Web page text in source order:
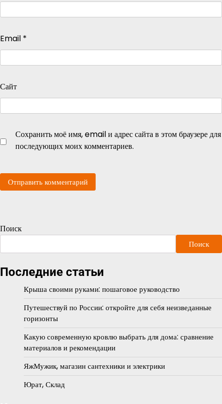
Email *
Сайт
Сохранить моё имя, email и адрес сайта в этом браузере для
последующих моих комментариев.
Поиск
Поиск
Последние статьи
Крыша своими руками: пошаговое руководство
Путешествуй по России: откройте для себя неизведанные
горизонты
Какую современную кровлю выбрать для дома: сравнение
материалов и рекомендации
ЯжМужик, магазин сантехники и электрики
Юрат, Склад